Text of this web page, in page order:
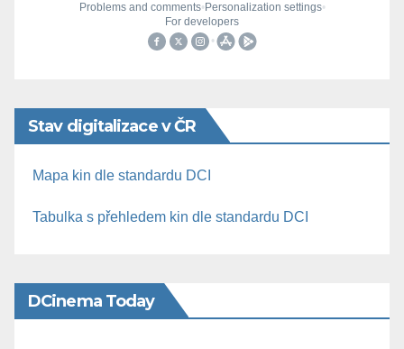
Stav digitalizace v ČR
Mapa kin dle standardu DCI
Tabulka s přehledem kin dle standardu DCI
DCinema Today